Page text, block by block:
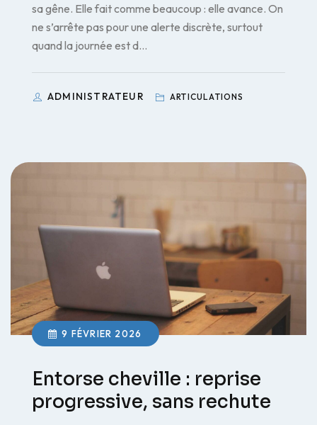
sa gêne. Elle fait comme beaucoup : elle avance. On
ne s’arrête pas pour une alerte discrète, surtout
quand la journée est d…
ADMINISTRATEUR ARTICULATIONS
9 FÉVRIER 2026
Entorse cheville : reprise
progressive, sans rechute